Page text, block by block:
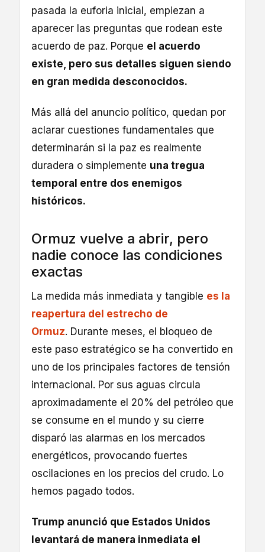
pasada la euforia inicial, empiezan a
aparecer las preguntas que rodean este
acuerdo de paz. Porque el acuerdo
existe, pero sus detalles siguen siendo
en gran medida desconocidos.
Más allá del anuncio político, quedan por
aclarar cuestiones fundamentales que
determinarán si la paz es realmente
duradera o simplemente una tregua
temporal entre dos enemigos
históricos.
Ormuz vuelve a abrir, pero
nadie conoce las condiciones
exactas
La medida más inmediata y tangible es la
reapertura del estrecho de
Ormuz. Durante meses, el bloqueo de
este paso estratégico se ha convertido en
uno de los principales factores de tensión
internacional. Por sus aguas circula
aproximadamente el 20% del petróleo que
se consume en el mundo y su cierre
disparó las alarmas en los mercados
energéticos, provocando fuertes
oscilaciones en los precios del crudo. Lo
hemos pagado todos.
Trump anunció que Estados Unidos
levantará de manera inmediata el